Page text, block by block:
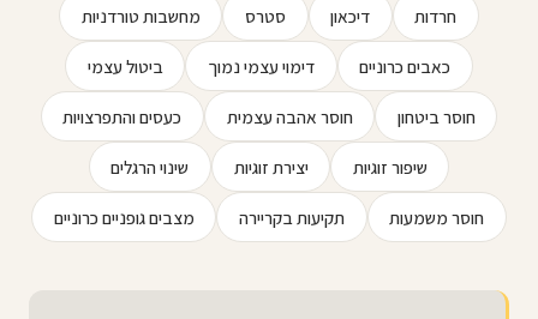
חרדות דיכאון סטרס מחשבות טורדניות
כאבים כרוניים דימוי עצמי נמוך ביטול עצמי
חוסר ביטחון חוסר אהבה עצמית כעסים והתפרצויות
שיפור זוגיות יצירת זוגיות שינוי הרגלים
חוסר משמעות תקיעות בקריירה מצבים גופניים כרוניים